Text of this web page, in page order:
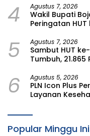
Watudodol/
4 Agustus 7, 2026
Wakil Bupati
Peringatan
5 Agustus 7, 2026
Sambut HUT
Tumbuh,
6 Agustus 5, 2026
PLN Icon Plus
Layanan
Popular Minggu Ini